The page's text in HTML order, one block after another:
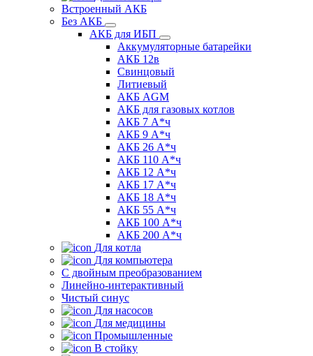
Встроенный АКБ
Без АКБ
АКБ для ИБП
Аккумуляторные батарейки
АКБ 12в
Свинцовый
Литиевый
АКБ AGM
АКБ для газовых котлов
АКБ 7 А*ч
АКБ 9 А*ч
АКБ 26 А*ч
АКБ 110 А*ч
АКБ 12 А*ч
АКБ 17 А*ч
АКБ 18 А*ч
АКБ 55 А*ч
АКБ 100 А*ч
АКБ 200 А*ч
Для котла
Для компьютера
C двойным преобразованием
Линейно-интерактивный
Чистый синус
Для насосов
Для медицины
Промышленные
В стойку